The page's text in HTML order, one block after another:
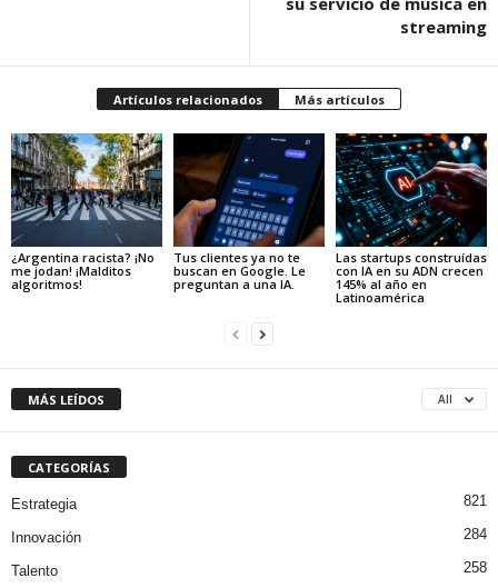
streaming
Artículos relacionados Más artículos
¿Argentina racista? ¡No
me jodan! ¡Malditos
algoritmos!
Tus clientes ya no te
buscan en Google. Le
preguntan a una IA.
Las startups construídas
con IA en su ADN crecen
145% al año en
Latinoamérica
MÁS LEÍDOS All
CATEGORÍAS
Estrategia 821
Innovación 284
Talento 258